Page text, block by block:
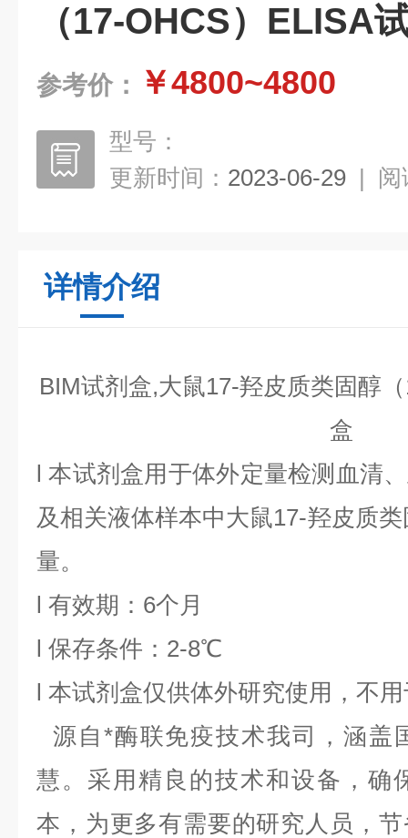
（17-OHCS）ELISA
参考价： ￥4800~4800
型号：
更新时间： 2023-06-29 | 阅
详情介绍
BIM试剂盒,大鼠17-羟皮质类固醇
盒
l本试剂盒用于体外定量检测血清
及相关液体样本中大鼠17-羟皮质
量。
l 有效期：6个月
l 保存条件： 2-8℃
l 本试剂盒仅供体外研究使用，不
源自*酶联免疫技术我司，涵盖
慧。采用精良的技术和设备，确
本，为更多有需要的研究人员，